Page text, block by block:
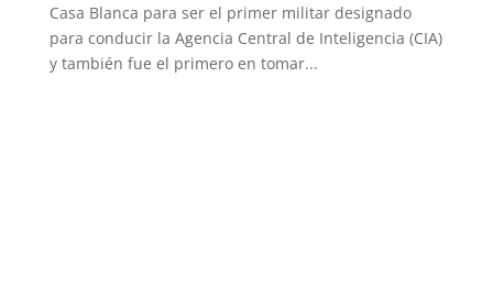
Casa Blanca para ser el primer militar designado
para conducir la Agencia Central de Inteligencia (CIA)
y también fue el primero en tomar...